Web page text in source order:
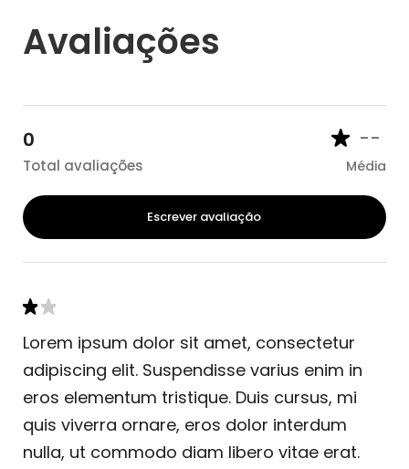
Avaliações
0
Total avaliações
--
Média
Escrever avaliação
Lorem ipsum dolor sit amet, consectetur
adipiscing elit. Suspendisse varius enim in
eros elementum tristique. Duis cursus, mi
quis viverra ornare, eros dolor interdum
nulla, ut commodo diam libero vitae erat.